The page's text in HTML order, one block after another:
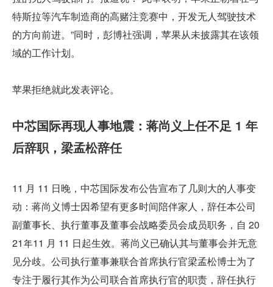
特斯拉等汽车制造商的高赌注竞赛中，开发无人驾驶技术
的方向前进。”同时，彭博社强调，苹果从未披露其在该领
域的工作计划。
苹果拒绝就此发表评论。
中芯国际再现人事地震：蒋尚义上任不足 1 年
后辞职，梁孟松辞任
11 月 11 日晚，中芯国际发布公告宣布了几则大的人事变
动：蒋尚义博士因希望有更多时间陪伴家人，辞任本公司
副董事长、执行董事及董事会战略委员会成员职务，自 20
21年11 月 11 日起生效。蒋尚义已确认其与董事会并无意
见分歧。公司执行董事兼联合首席执行官梁孟松博士为了
专注于履行其作为公司联合首席执行官的职责，辞任执行